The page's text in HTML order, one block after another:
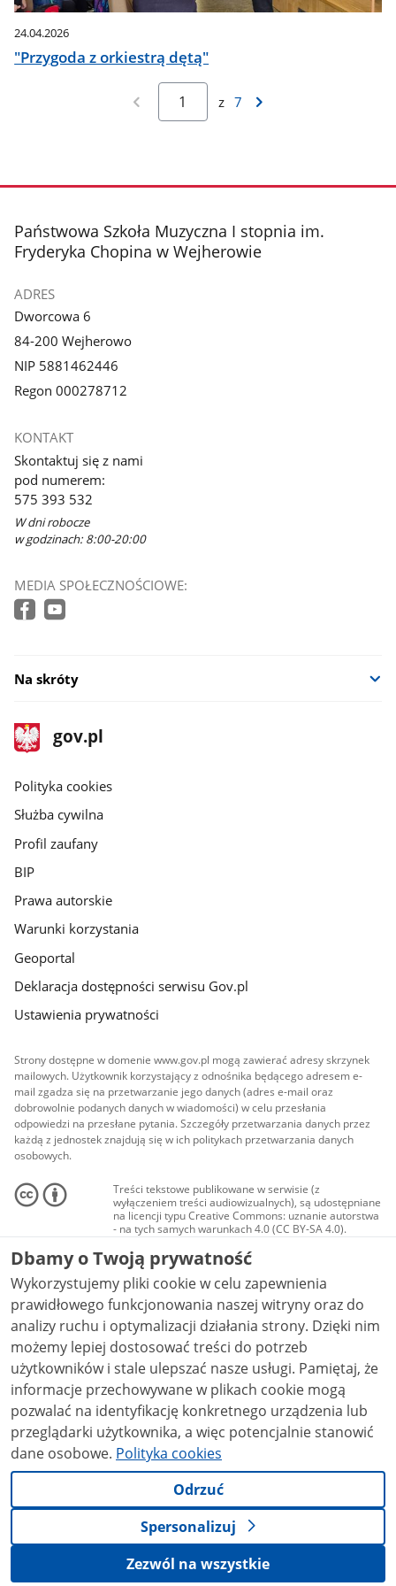
24.04.2026
"Przygoda z orkiestrą dętą"
z 7
stopka
Państwowa Szkoła Muzyczna I stopnia im.
Fryderyka Chopina w Wejherowie
ADRES
Dworcowa 6
84-200 Wejherowo
NIP 5881462446
Regon 000278712
KONTAKT
Skontaktuj się z nami
pod numerem:
575 393 532
W dni robocze
w godzinach: 8:00-20:00
MEDIA SPOŁECZNOŚCIOWE:
Na skróty
stopka
gov.pl
Strona
gov.pl
gov.pl
Polityka cookies
Służba cywilna
Profil zaufany
BIP
Prawa autorskie
Warunki korzystania
Geoportal
Deklaracja dostępności serwisu Gov.pl
Ustawienia prywatności
Strony dostępne w domenie www.gov.pl mogą zawierać adresy skrzynek
mailowych. Użytkownik korzystający z odnośnika będącego adresem e-
mail zgadza się na przetwarzanie jego danych (adres e-mail oraz
dobrowolnie podanych danych w wiadomości) w celu przesłania
odpowiedzi na przesłane pytania. Szczegóły przetwarzania danych przez
każdą z jednostek znajdują się w ich politykach przetwarzania danych
osobowych.
Treści tekstowe publikowane w serwisie (z
wyłączeniem treści audiowizualnych), są udostępniane
na licencji typu Creative Commons: uznanie autorstwa
- na tych samych warunkach 4.0 (CC BY-SA 4.0).
Materiały audiowizualne, w tym zdjęcia, materiały
audio i wideo, są udostępniane na licencji typu
Creative Commons: uznanie autorstwa użycie
niekomercyjne - bez utworów zależnych 4.0 (CC BY-
NC-ND 4.0), o ile nie jest to stwierdzone inaczej.
Dbamy o Twoją prywatność
Wykorzystujemy pliki cookie w celu zapewnienia
prawidłowego funkcjonowania naszej witryny oraz do
analizy ruchu i optymalizacji działania strony. Dzięki nim
możemy lepiej dostosować treści do potrzeb
użytkowników i stale ulepszać nasze usługi. Pamiętaj, że
informacje przechowywane w plikach cookie mogą
pozwalać na identyfikację konkretnego urządzenia lub
przeglądarki użytkownika, a więc potencjalnie stanowić
dane osobowe. Polityka cookies
Odrzuć
Spersonalizuj
Zezwól na wszystkie